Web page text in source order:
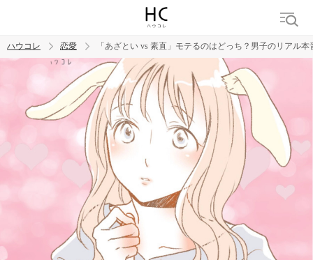
トレンド ワード
ハウコレ 恋愛 「あざとい vs 素直」モテるのはどっち？男子のリアル